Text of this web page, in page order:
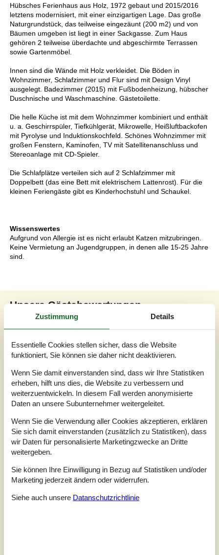
Hübsches Ferienhaus aus Holz, 1972 gebaut und 2015/2016
letztens modernisiert, mit einer einzigartigen Lage. Das große
Naturgrundstück, das teilweise eingezäunt (200 m2) und von
Bäumen umgeben ist liegt in einer Sackgasse. Zum Haus
gehören 2 teilweise überdachte und abgeschirmte Terrassen
sowie Gartenmöbel.
Innen sind die Wände mit Holz verkleidet. Die Böden in
Wohnzimmer, Schlafzimmer und Flur sind mit Design Vinyl
ausgelegt. Badezimmer (2015) mit Fußbodenheizung, hübscher
Duschnische und Waschmaschine. Gästetoilette.
Die helle Küche ist mit dem Wohnzimmer kombiniert und enthält
u. a. Geschirrspüler, Tiefkühlgerät, Mikrowelle, Heißluftbackofen
mit Pyrolyse und Induktionskochfeld. Schönes Wohnzimmer mit
großen Fenstern, Kaminofen, TV mit Satellitenanschluss und
Stereoanlage mit CD-Spieler.
Die Schlafplätze verteilen sich auf 2 Schlafzimmer mit
Doppelbett (das eine Bett mit elektrischem Lattenrost). Für die
kleinen Feriengäste gibt es Kinderhochstuhl und Schaukel.
Wissenswertes
Aufgrund von Allergie ist es nicht erlaubt Katzen mitzubringen.
Keine Vermietung an Jugendgruppen, in denen alle 15-25 Jahre
sind.
Unsere Gästebewertungen
Unsere Gästebewertungen Externe Bewertungen
5,0 Bezogen auf1 Bewertung
Bewertung ist vom 18.08.2024
5
4
3
1 (0)
Kommentare
1 Bewertung hat einen Kommentar auf Deutsch.
2 Erwachsene
0 Kinder
2 Haustiere
7
2024 August
Sehr schön und ruhig gelegen
Zustimmung Details
Essentielle Cookies stellen sicher, dass die Website
funktioniert, Sie können sie daher nicht deaktivieren.
Wenn Sie damit einverstanden sind, dass wir Ihre Statistiken
erheben, hilft uns dies, die Website zu verbessern und
weiterzuentwickeln. In diesem Fall werden anonymisierte
Daten an unsere Subunternehmer weitergeleitet.
Wenn Sie die Verwendung aller Cookies akzeptieren, erklären
Sie sich damit einverstanden (zusätzlich zu Statistiken), dass
wir Daten für personalisierte Marketingzwecke an Dritte
weitergeben.
Sie können Ihre Einwilligung in Bezug auf Statistiken und/oder
Marketing jederzeit ändern oder widerrufen.
Siehe auch unsere Datanschutzrichtlinie